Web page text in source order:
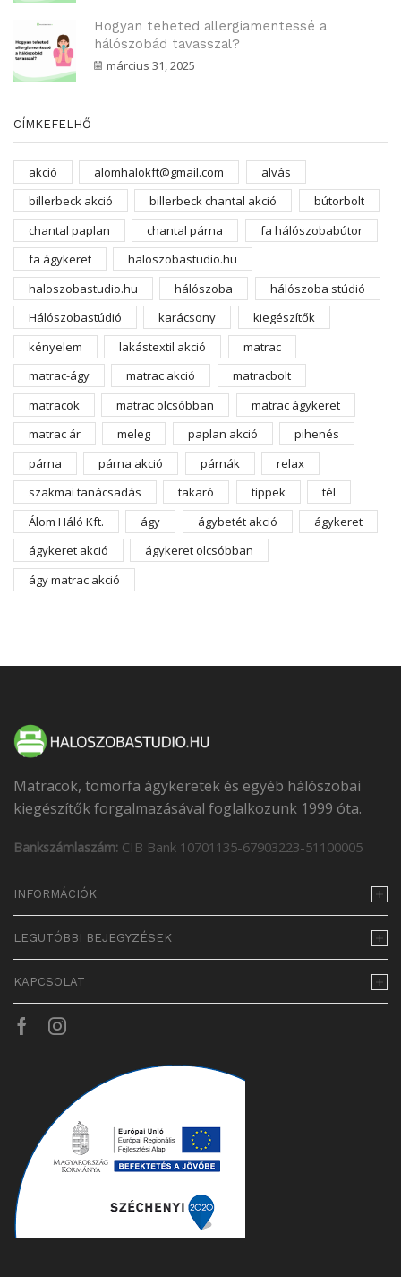
Hogyan teheted allergiamentessé a
hálószobád tavasszal?
március 31, 2025
CÍMKEFELHŐ
akció alomhalokft@gmail.com
alvás
billerbeck akció
billerbeck chantal akció
bútorbolt
chantal paplan
chantal párna
fa hálószobabútor
fa ágykeret
haloszobastudio.hu
haloszobastudio.hu
hálószoba
hálószoba stúdió
Hálószobastúdió
karácsony
kiegészítők
kényelem
lakástextil akció
matrac
matrac-ágy
matrac akció
matracbolt
matracok
matrac olcsóbban
matrac ágykeret
matrac ár
meleg paplan akció
pihenés
párna
párna akció párnák
relax
szakmai tanácsadás
takaró tippek
tél
Álom Háló Kft.
ágy ágybetét akció
ágykeret
ágykeret akció
ágykeret olcsóbban
ágy matrac akció
Matracok, tömörfa ágykeretek és egyéb hálószobai
kiegészítők forgalmazásával foglalkozunk 1999 óta.
Bankszámlaszám: CIB Bank 10701135-67903223-51100005
INFORMÁCIÓK
LEGUTÓBBI BEJEGYZÉSEK
KAPCSOLAT
FacebookInstagram